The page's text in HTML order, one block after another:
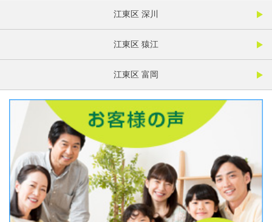
江東区 深川
江東区 猿江
江東区 富岡